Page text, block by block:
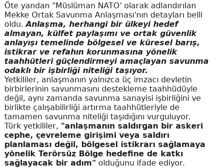
Öte yandan "Müslüman NATO' olarak adlandırılan
Mekke Ortak Savunma Anlaşması'nın detayları belli
oldu.Anlaşma, herhangi bir ülkeyi hedef
almayan, külfet paylaşımı ve ortak güvenlik
anlayışı temelinde bölgesel ve küresel barış,
istikrar ve refahın korunmasına yönelik
taahhütleri güçlendirmeyi amaçlayan savunma
odaklı bir işbirliği niteliği taşıyor.
Yetkililer, anlaşmanın yalnızca üç imzacı devletin
birbirlerinin savunmasını destekleme taahhüdüyle
değil, aynı zamanda savunma sanayisi işbirliğini ve
birlikte çalışabilirliği artırma taahhütleriyle de
tamamen savunma niteliği taşıdığını vurguluyor.
Türk yetkililer, "anlaşmanın saldırgan bir askeri
cephe, çevreleme girişimi veya saldırı
planlaması değil, bölgesel istikrarı sağlamaya
yönelik Terörsüz Bölge hedefine de katkı
sağlayacak bir adım" olduğunu ifade ediyor.